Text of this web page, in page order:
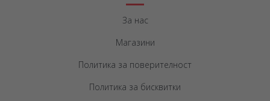
За нас
Магазини
Политика за поверителност
Политика за бисквитки